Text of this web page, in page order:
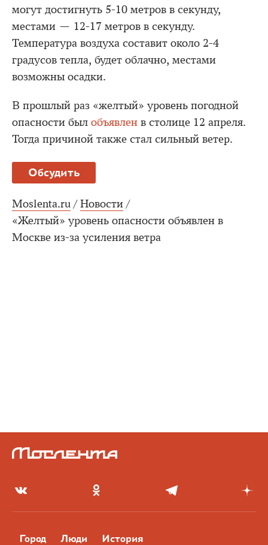
могут достигнуть 5-10 метров в секунду,
местами — 12-17 метров в секунду.
Температура воздуха составит около 2-4
градусов тепла, будет облачно, местами
возможны осадки.
В прошлый раз «желтый» уровень погодной
опасности был объявлен в столице 12 апреля.
Тогда причиной также стал сильный ветер.
Обсудить
Moslenta.ru / Новости /
«Желтый» уровень опасности объявлен в
Москве из-за усиления ветра
Город Люди История